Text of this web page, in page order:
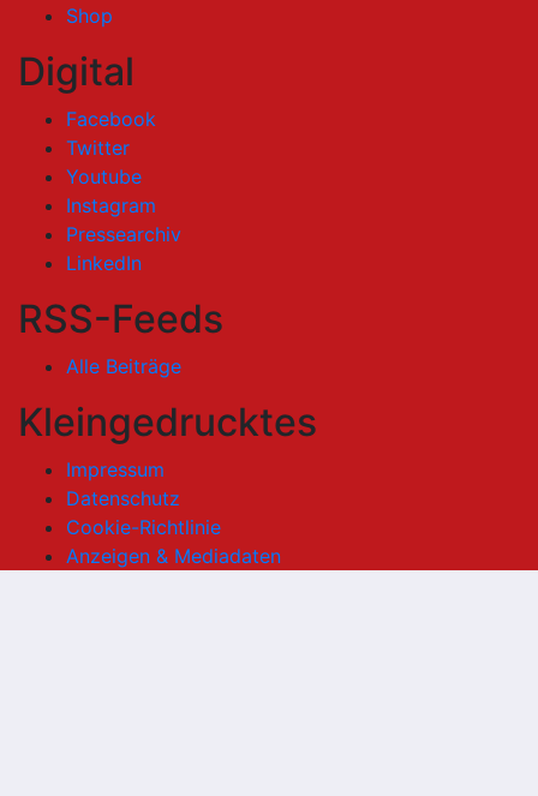
Shop
Digital
Facebook
Twitter
Youtube
Instagram
Pressearchiv
LinkedIn
RSS-Feeds
Alle Beiträge
Kleingedrucktes
Impressum
Datenschutz
Cookie-Richtlinie
Anzeigen & Mediadaten